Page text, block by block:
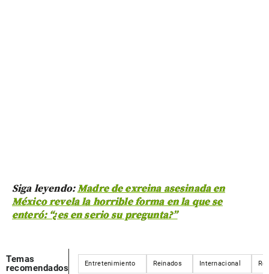
Siga leyendo:Madre de exreina asesinada en
México revela la horrible forma en la que se
enteró: “¿es en serio su pregunta?”
Temas
recomendados
Entretenimiento Reinados Internacional